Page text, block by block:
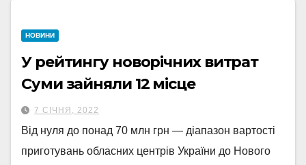
НОВИНИ
У рейтингу новорічних витрат
Суми зайняли 12 місце
7 СІЧНЯ, 2022
Від нуля до понад 70 млн грн — діапазон вартості
приготувань обласних центрів України до Нового